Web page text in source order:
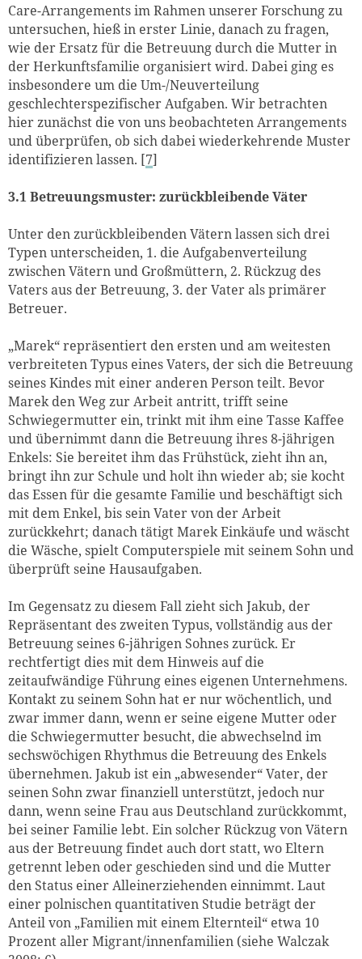
Care-Arrangements im Rahmen unserer Forschung zu
untersuchen, hieß in erster Linie, danach zu fragen,
wie der Ersatz für die Betreuung durch die Mutter in
der Herkunftsfamilie organisiert wird. Dabei ging es
insbesondere um die Um-/Neuverteilung
geschlechterspezifischer Aufgaben. Wir betrachten
hier zunächst die von uns beobachteten Arrangements
und überprüfen, ob sich dabei wiederkehrende Muster
identifizieren lassen. [7]
3.1 Betreuungsmuster: zurückbleibende Väter
Unter den zurückbleibenden Vätern lassen sich drei
Typen unterscheiden, 1. die Aufgabenverteilung
zwischen Vätern und Großmüttern, 2. Rückzug des
Vaters aus der Betreuung, 3. der Vater als primärer
Betreuer.
„Marek“ repräsentiert den ersten und am weitesten
verbreiteten Typus eines Vaters, der sich die Betreuung
seines Kindes mit einer anderen Person teilt. Bevor
Marek den Weg zur Arbeit antritt, trifft seine
Schwiegermutter ein, trinkt mit ihm eine Tasse Kaffee
und übernimmt dann die Betreuung ihres 8-jährigen
Enkels: Sie bereitet ihm das Frühstück, zieht ihn an,
bringt ihn zur Schule und holt ihn wieder ab; sie kocht
das Essen für die gesamte Familie und beschäftigt sich
mit dem Enkel, bis sein Vater von der Arbeit
zurückkehrt; danach tätigt Marek Einkäufe und wäscht
die Wäsche, spielt Computerspiele mit seinem Sohn und
überprüft seine Hausaufgaben.
Im Gegensatz zu diesem Fall zieht sich Jakub, der
Repräsentant des zweiten Typus, vollständig aus der
Betreuung seines 6-jährigen Sohnes zurück. Er
rechtfertigt dies mit dem Hinweis auf die
zeitaufwändige Führung eines eigenen Unternehmens.
Kontakt zu seinem Sohn hat er nur wöchentlich, und
zwar immer dann, wenn er seine eigene Mutter oder
die Schwiegermutter besucht, die abwechselnd im
sechswöchigen Rhythmus die Betreuung des Enkels
übernehmen. Jakub ist ein „abwesender“ Vater, der
seinen Sohn zwar finanziell unterstützt, jedoch nur
dann, wenn seine Frau aus Deutschland zurückkommt,
bei seiner Familie lebt. Ein solcher Rückzug von Vätern
aus der Betreuung findet auch dort statt, wo Eltern
getrennt leben oder geschieden sind und die Mutter
den Status einer Alleinerziehenden einnimmt. Laut
einer polnischen quantitativen Studie beträgt der
Anteil von „Familien mit einem Elternteil“ etwa 10
Prozent aller Migrant/innenfamilien (siehe Walczak